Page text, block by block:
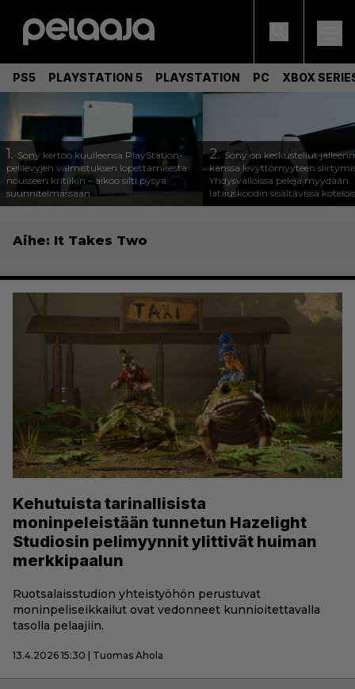
PS5 PLAYSTATION 5 PLAYSTATION PC XBOX
1. Sony kertoo kuulleensa PlayStation-
pelilevyjen valmistuksen lopettamisesta
nousseen kritiikin – aikoo silti pysyä
suunnitelmassaan
2.Sony on keskustellut
kanssa levyttömyyteen
Yhdysvalloissa pelejä myydään
latauskoodin sisältävissä
Aihe: It Takes Two
Kehutuista tarinallisista
moninpeleistään tunnetun Hazelight
Studiosin pelimyynnit ylittivät huiman
merkkipaalun
Ruotsalaisstudion yhteistyöhön perustuvat
moninpeliseikkailut ovat vedonneet kunnioitettavalla
tasolla pelaajiin.
13.4.2026 15:30 | Tuomas Ahola